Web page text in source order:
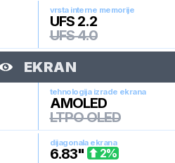
vrsta interne memorije
UFS 2.2
UFS 4.0
EKRAN
tehnologija izrade ekrana
AMOLED
LTPO OLED
dijagonala ekrana
6.83" 2%